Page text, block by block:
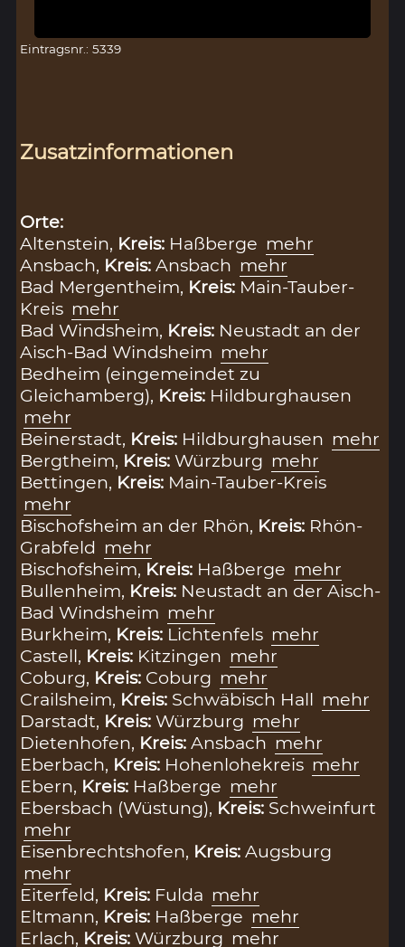
Eintragsnr.: 5339
Zusatzinformationen
Orte:
Altenstein, Kreis: Haßberge mehr
Ansbach, Kreis:Ansbach mehr
Bad Mergentheim, Kreis: Main-Tauber-
Kreis mehr
Bad Windsheim, Kreis: Neustadt an der
Aisch-Bad Windsheim mehr
Bedheim (eingemeindet zu
Gleichamberg), Kreis: Hildburghausen
mehr
Beinerstadt, Kreis: Hildburghausen mehr
Bergtheim, Kreis:Würzburg mehr
Bettingen, Kreis: Main-Tauber-Kreis
mehr
Bischofsheim an der Rhön, Kreis: Rhön-
Grabfeld mehr
Bischofsheim, Kreis: Haßberge mehr
Bullenheim, Kreis: Neustadt an der Aisch-
Bad Windsheim mehr
Burkheim, Kreis: Lichtenfels mehr
Castell, Kreis: Kitzingen mehr
Coburg, Kreis: Coburg mehr
Crailsheim, Kreis: Schwäbisch Hall mehr
Darstadt, Kreis:Würzburg mehr
Dietenhofen, Kreis:Ansbach mehr
Eberbach, Kreis: Hohenlohekreis mehr
Ebern, Kreis: Haßberge mehr
Ebersbach (Wüstung), Kreis: Schweinfurt
mehr
Eisenbrechtshofen, Kreis:Augsburg
mehr
Eiterfeld, Kreis: Fulda mehr
Eltmann, Kreis: Haßberge mehr
Erlach, Kreis:Würzburg mehr